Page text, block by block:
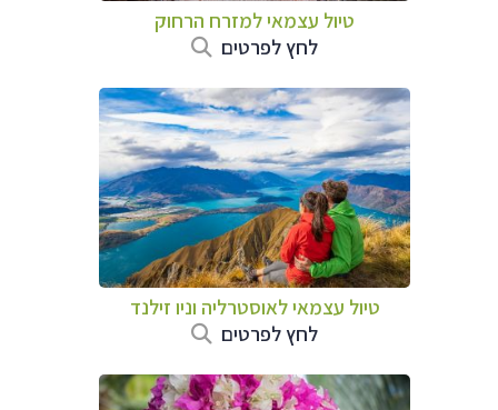
טיול עצמאי למזרח הרחוק
לחץ לפרטים
טיול עצמאי לאוסטרליה וניו זילנד
לחץ לפרטים